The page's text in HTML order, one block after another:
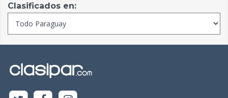
Clasificados en: